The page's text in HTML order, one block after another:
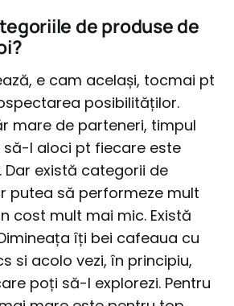
de produse de
e cam același, tocmai pt
posibilităților.
mare de parteneri, timpul
să-l aloci pt fiecare este
Dar există categorii de
putea să performeze mult
cost mult mai mic. Există
îți bei cafeaua cu
si acolo vezi, în principiu,
poți să-l explorezi. Pentru